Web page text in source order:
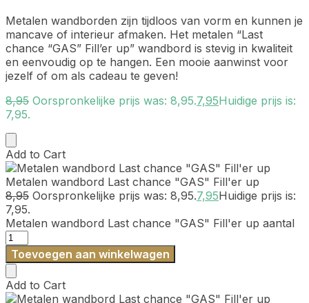
Metalen wandborden zijn tijdloos van vorm en kunnen je
mancave of interieur afmaken. Het metalen “Last
chance “GAS” Fill’er up” wandbord is stevig in kwaliteit
en eenvoudig op te hangen. Een mooie aanwinst voor
jezelf of om als cadeau te geven!
8,95 Oorspronkelijke prijs was: 8,95.7,95Huidige prijs is:
7,95.
Add to Cart
Metalen wandbord Last chance "GAS" Fill'er up
8,95 Oorspronkelijke prijs was: 8,95.7,95Huidige prijs is:
7,95.
Metalen wandbord Last chance "GAS" Fill'er up aantal
Toevoegen aan winkelwagen
Add to Cart